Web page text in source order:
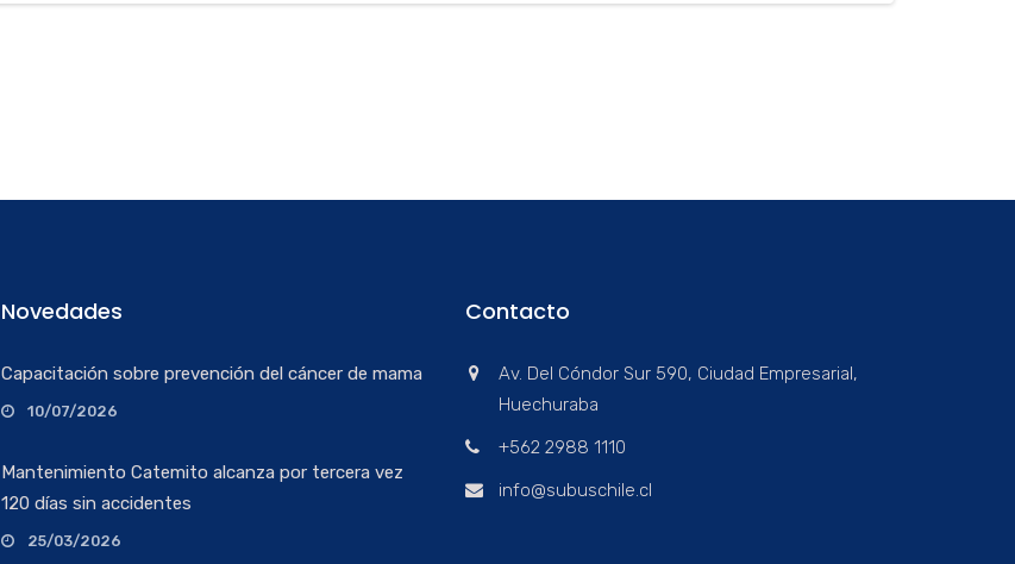
Novedades
Capacitación sobre prevención del cáncer de mama
Contacto
Av. Del Cóndor Sur 590, Ciudad Empresarial,